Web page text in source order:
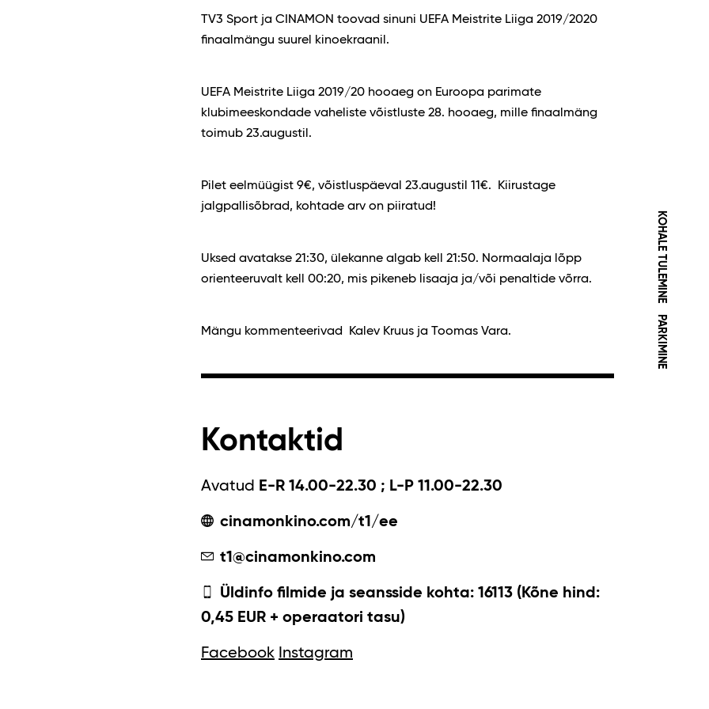
KOHALE TULEMINE
PARKIMINE
TV3 Sport ja CINAMON toovad sinuni UEFA Meistrite Liiga 2019/2020
finaalmängu suurel kinoekraanil.
UEFA Meistrite Liiga 2019/20 hooaeg on Euroopa parimate
klubimeeskondade vaheliste võistluste 28. hooaeg, mille finaalmäng
toimub 23.augustil.
Pilet eelmüügist 9€, võistluspäeval 23.augustil 11€. Kiirustage
jalgpallisõbrad, kohtade arv on piiratud!
Uksed avatakse 21:30, ülekanne algab kell 21:50. Normaalaja lõpp
orienteeruvalt kell 00:20, mis pikeneb lisaaja ja/või penaltide võrra.
Mängu kommenteerivad Kalev Kruus ja Toomas Vara.
Kontaktid
Avatud E-R 14.00-22.30 ; L-P 11.00-22.30
cinamonkino.com/t1/ee
t1@cinamonkino.com
Üldinfo filmide ja seansside kohta: 16113 (Kõne hind:
0,45 EUR + operaatori tasu)
Facebook Instagram